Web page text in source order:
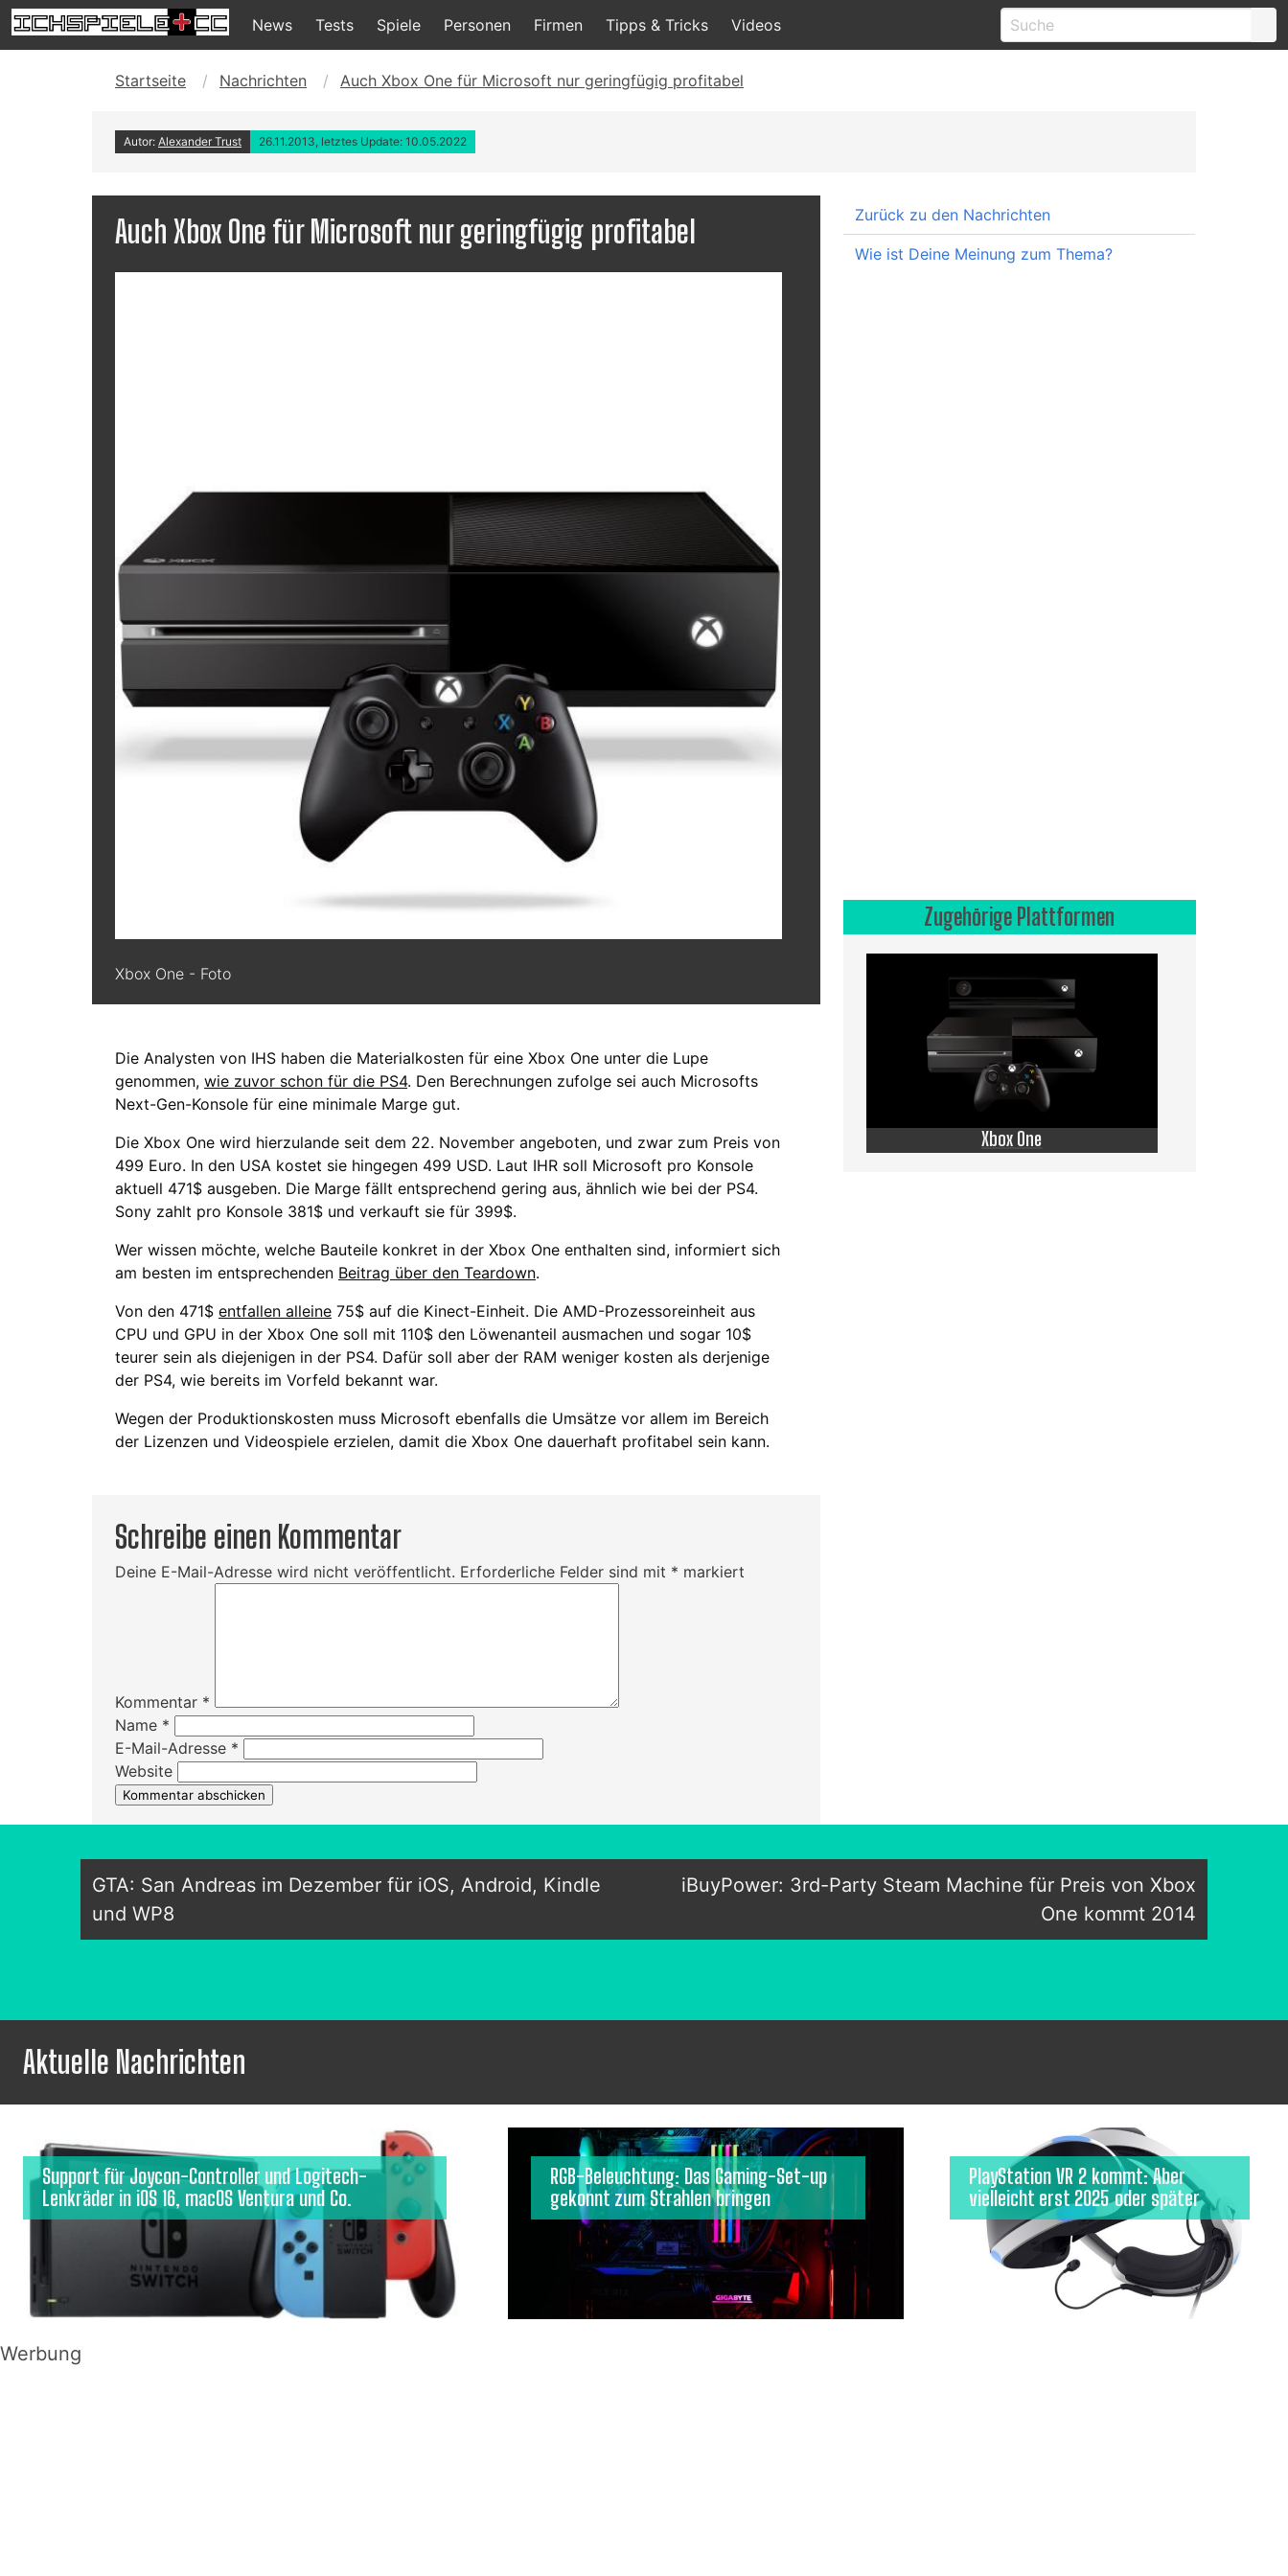
News Tests Spiele Personen Firmen Tipps & Tricks Videos
Startseite Nachrichten Auch Xbox One für Microsoft nur geringfügig profitabel
Autor: Alexander Trust 26.11.2013, letztes Update: 10.05.2022
Auch Xbox One für Microsoft nur geringfügig profitabel
Xbox One - Foto
Die Analysten von IHS haben die Materialkosten für eine Xbox One unter die Lupe
genommen, wie zuvor schon für die PS4. Den Berechnungen zufolge sei auch Microsofts
Next-Gen-Konsole für eine minimale Marge gut.
Die Xbox One wird hierzulande seit dem 22. November angeboten, und zwar zum Preis von
499 Euro. In den USA kostet sie hingegen 499 USD. Laut IHR soll Microsoft pro Konsole
aktuell 471$ ausgeben. Die Marge fällt entsprechend gering aus, ähnlich wie bei der PS4.
Sony zahlt pro Konsole 381$ und verkauft sie für 399$.
Wer wissen möchte, welche Bauteile konkret in der Xbox One enthalten sind, informiert sich
am besten im entsprechenden Beitrag über den Teardown.
Von den 471$ entfallen alleine 75$ auf die Kinect-Einheit. Die AMD-Prozessoreinheit aus
CPU und GPU in der Xbox One soll mit 110$ den Löwenanteil ausmachen und sogar 10$
teurer sein als diejenigen in der PS4. Dafür soll aber der RAM weniger kosten als derjenige
der PS4, wie bereits im Vorfeld bekannt war.
Wegen der Produktionskosten muss Microsoft ebenfalls die Umsätze vor allem im Bereich
der Lizenzen und Videospiele erzielen, damit die Xbox One dauerhaft profitabel sein kann.
Schreibe einen Kommentar
Deine E-Mail-Adresse wird nicht veröffentlicht. Erforderliche Felder sind mit * markiert
Kommentar *
Name *
E-Mail-Adresse *
Website
Zurück zu den Nachrichten
Wie ist Deine Meinung zum Thema?
Zugehörige Plattformen
Xbox One
GTA: San Andreas im Dezember für iOS, Android, Kindle
und WP8
iBuyPower: 3rd-Party Steam Machine für Preis von Xbox
One kommt 2014
Aktuelle Nachrichten
Support für Joycon-Controller und Logitech-
Lenkräder in iOS 16, macOS Ventura und Co.
RGB-Beleuchtung: Das Gaming-Set-up
gekonnt zum Strahlen bringen
PlayStation VR 2 kommt: Aber
vielleicht erst 2025 oder später
Werbung